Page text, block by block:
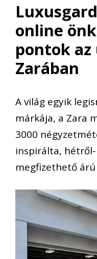
online
pontok az
Zarában
A világ egyik
márkája, a Zara
3000
inspirálta,
megfizethető